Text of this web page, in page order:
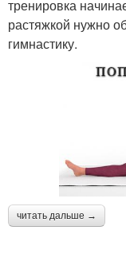
тренировка
растяжкой нужно
гимнастику.
читать дальше →